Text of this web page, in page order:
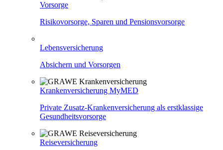
Vorsorge
Risikovorsorge, Sparen und Pensionsvorsorge
Lebensversicherung
Absichern und Vorsorgen
Krankenversicherung MyMED
Private Zusatz-Krankenversicherung als erstklassige
Gesundheitsvorsorge
Reiseversicherung